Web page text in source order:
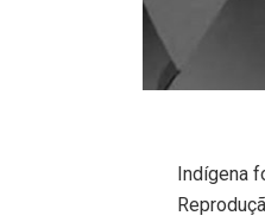
Indígena